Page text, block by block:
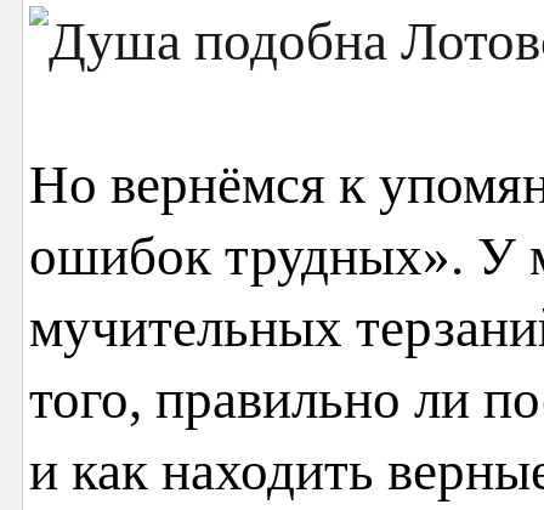
Но вернёмся к
ошибок трудных». У
мучительных
того, правильно ли
и как находить